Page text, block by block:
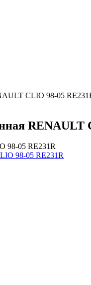
CLIO 98-05
RENAULT
98-05 RE231R